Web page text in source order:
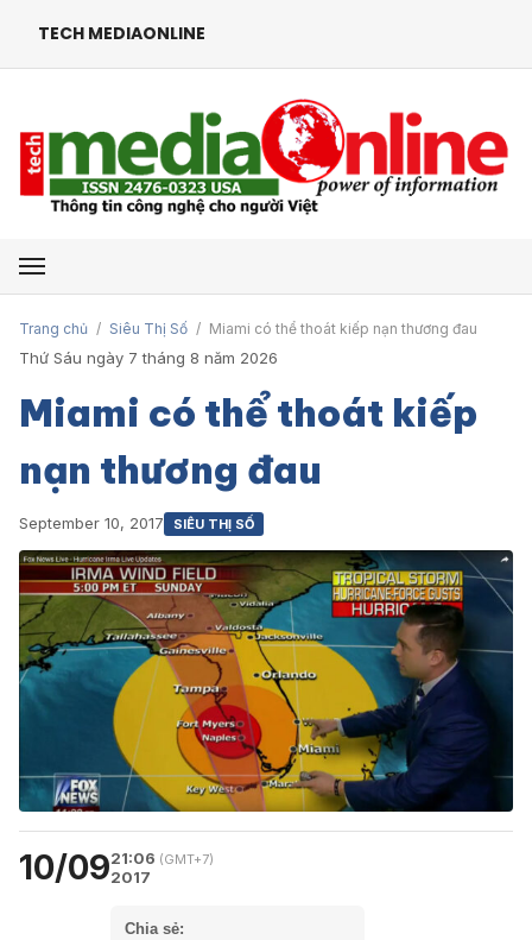
TECH MEDIAONLINE
Mở menu
Trang chủ / Siêu Thị Số / Miami có thể thoát kiếp nạn thương đau
Thứ Sáu ngày 7 tháng 8 năm 2026
Miami có thể thoát kiếp
nạn thương đau
September 10, 2017 SIÊU THỊ SỐ
10/0921:06 (GMT+7)
2017
Chia sẻ: